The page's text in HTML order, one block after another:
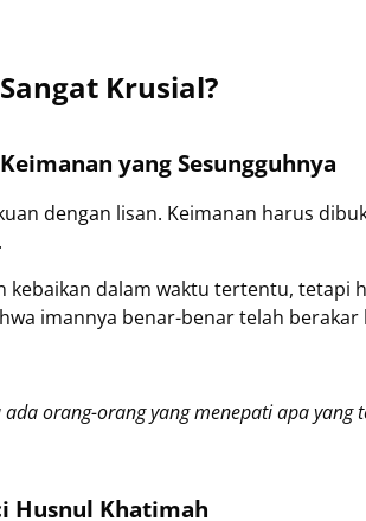
Krusial?
yang Sesungguhnya
dengan lisan. Keimanan harus
kebaikan dalam waktu tertentu, tetapi
imannya benar-benar telah berakar
orang-orang yang menepati apa yang
Husnul Khatimah